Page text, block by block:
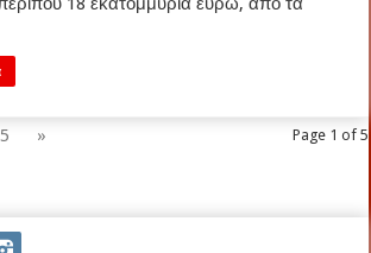
Page 1 of 5
5 »